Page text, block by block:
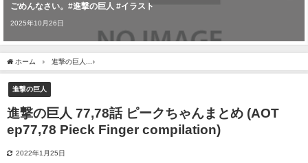
ごめんなさい。#進撃の巨人 #イラスト
2025年10月26日
ホーム 進撃の巨人
進撃の巨人
進撃の巨人 77,78話 ピークちゃんまとめ (AOT
ep77,78 Pieck Finger compilation)
2022年1月25日